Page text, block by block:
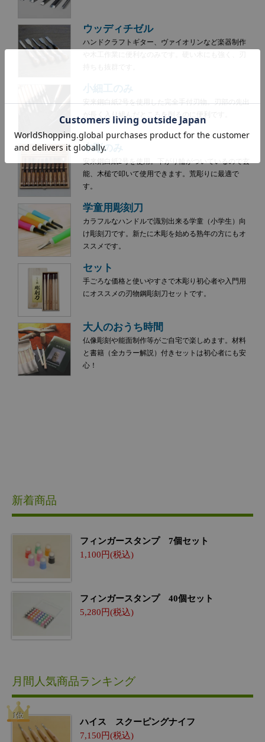
ウッディチゼル
ハンドクラフトギター、ヴァイオリンなど楽器制作
安来鋼白紙2号を使用した完全手付刃物。刃部の先出
が長く入り組んだところを削るのに便利です。
木彫のみ
安来鋼白紙2号を使用。下がり輪がついているので玄
能、木槌で叩いて使用できます。荒彫りに最適で
す。
学童用彫刻刀
カラフルなハンドルで識別出来る学童（小学生）向
け彫刻刀です。新たに木彫を始める熟年の方にもオ
ススメです。
セット
手ごろな価格と使いやすさで木彫り初心者や入門用
にオススメの刃物鋼彫刻刀セットです。
大人のおうち時間
仏像彫刻や能面制作等がご自宅で楽しめます。材料
と書籍（全カラー解説）付きセットは初心者にも安
心！
新着商品
フィンガースタンプ 7個セット
1,100
フィンガースタンプ 40個セット
5,280
月間人気商品ランキング
ハイス スクーピングナイフ
7,150